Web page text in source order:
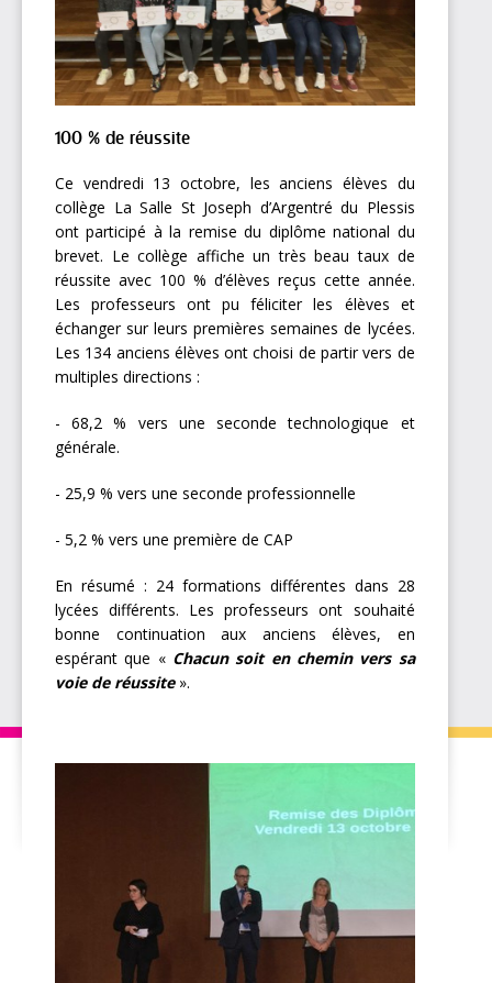
100 % de réussite
Ce vendredi 13 octobre, les anciens élèves du
collège La Salle St Joseph d’Argentré du Plessis
ont participé à la remise du diplôme national du
brevet. Le collège affiche un très beau taux de
réussite avec 100 % d’élèves reçus cette année.
Les professeurs ont pu féliciter les élèves et
échanger sur leurs premières semaines de lycées.
Les 134 anciens élèves ont choisi de partir vers de
multiples directions :
- 68,2 % vers une seconde technologique et
générale.
- 25,9 % vers une seconde professionnelle
- 5,2 % vers une première de CAP
En résumé : 24 formations différentes dans 28
lycées différents. Les professeurs ont souhaité
bonne continuation aux anciens élèves, en
espérant que « Chacun soit en chemin vers sa
voie de réussite».